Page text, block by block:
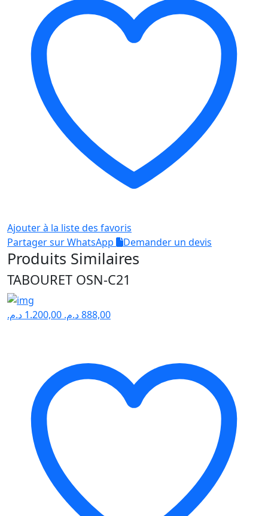
Ajouter à la liste des favoris
Partager sur WhatsApp
Demander un devis
Produits Similaires
TABOURET OSN-C21
1.200,00 د.م. 888,00د.م.